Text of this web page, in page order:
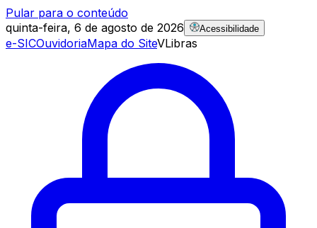
Pular para o conteúdo
quinta-feira, 6 de agosto de 2026
Acessibilidade
e-SICOuvidoriaMapa do SiteVLibras